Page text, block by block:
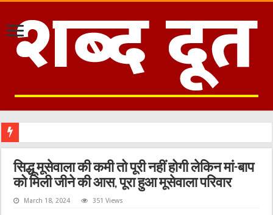
सिद्धू मूसेवाला की कमी तो पूरी नहीं होगी लेकिन मां-बाप
को मिली जीने की आस, पूरा हुआ मूसेवाला परिवार
March 18, 2024 351 Views